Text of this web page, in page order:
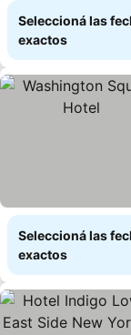
Seleccioná las
exactos
Seleccioná las
exactos